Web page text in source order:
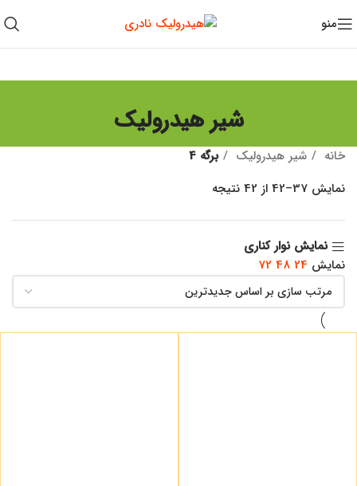
منو
شیر هیدرولیک
خانه شیر هیدرولیک
برگه 4
نمایش 37–42 از 42 نتیجه
نمایش نوار کناری
نمایش 24
48
72